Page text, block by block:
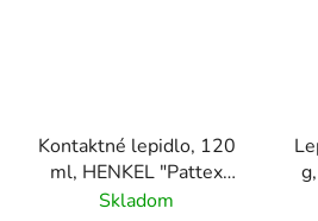
Kontaktné lepidlo, 120
ml, HENKEL "Pattex
Palmatex Extrém"
Skladom